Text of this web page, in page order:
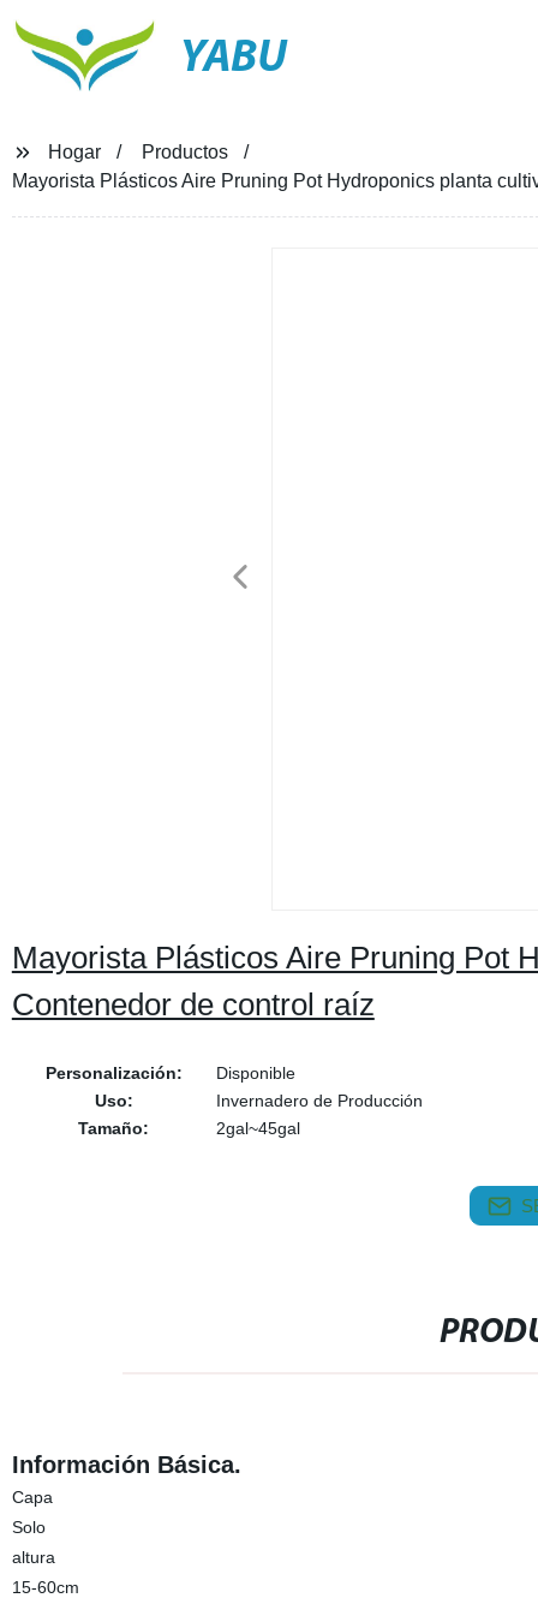
YABU
Hogar
Productos
Mayorista Plásticos Aire Pruning Pot Hydroponics planta
Mayorista Plásticos Aire Pruning Pot
Contenedor de control raíz
Personalización:
Disponible
Uso:
Invernadero de Producción
Tamaño:
2gal~45gal
Información Básica.
Capa
Solo
altura
15-60cm